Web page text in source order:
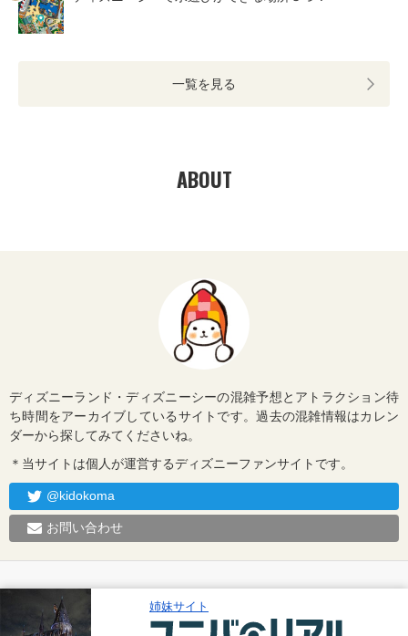
一覧を見る
ABOUT
ディズニーランド・ディズニーシーの混雑予想とアトラクション待
ち時間をアーカイブしているサイトです。過去の混雑情報はカレン
ダーから探してみてくださいね。
＊当サイトは個人が運営するディズニーファンサイトです。
@kidokoma
お問い合わせ
姉妹サイト